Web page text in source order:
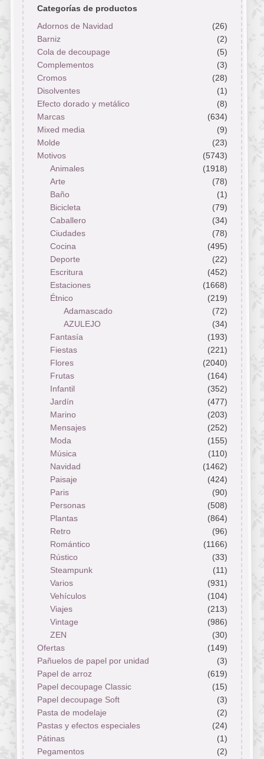
Categorías de productos
Adornos de Navidad
(26)
Barniz
(2)
Cola de decoupage
(5)
Complementos
(3)
Cromos
(28)
Disolventes
(1)
Efecto dorado y metálico
(8)
Marcas
(634)
Mixed media
(9)
Molde
(23)
Motivos
(5743)
Animales
(1918)
Arte
(78)
Baño
(1)
Bicicleta
(79)
Caballero
(34)
Ciudades
(78)
Cocina
(495)
Deporte
(22)
Escritura
(452)
Estaciones
(1668)
Étnico
(219)
Adamascado
(72)
AZULEJO
(34)
Fantasía
(193)
Fiestas
(221)
Flores
(2040)
Frutas
(164)
Infantil
(352)
Jardín
(477)
Marino
(203)
Mensajes
(252)
Moda
(155)
Música
(110)
Navidad
(1462)
Paisaje
(424)
Paris
(90)
Personas
(508)
Plantas
(864)
Retro
(96)
Romántico
(1166)
Rústico
(33)
Steampunk
(11)
Varios
(931)
Vehículos
(104)
Viajes
(213)
Vintage
(986)
ZEN
(30)
Ofertas
(149)
Pañuelos de papel por unidad
(3)
Papel de arroz
(619)
Papel decoupage Classic
(15)
Papel decoupage Soft
(3)
Pasta de modelaje
(2)
Pastas y efectos especiales
(24)
Pátinas
(1)
Pegamentos
(2)